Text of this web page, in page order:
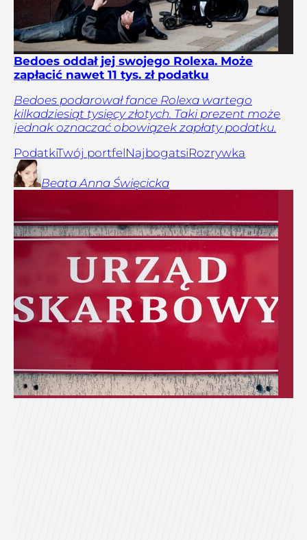
Bedoes oddał jej swojego Rolexa. Może
zapłacić nawet 11 tys. zł podatku
Bedoes podarował fance Rolexa wartego
kilkadziesiąt tysięcy złotych. Taki prezent może
jednak oznaczać obowiązek zapłaty podatku.
PodatkiTwój portfelNajbogatsiRozrywka
Beata Anna Święcicka